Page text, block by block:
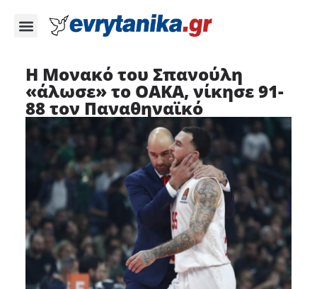
Η Μονακό του Σπανούλη
«άλωσε» το ΟΑΚΑ, νίκησε 91-
88 τον Παναθηναϊκό